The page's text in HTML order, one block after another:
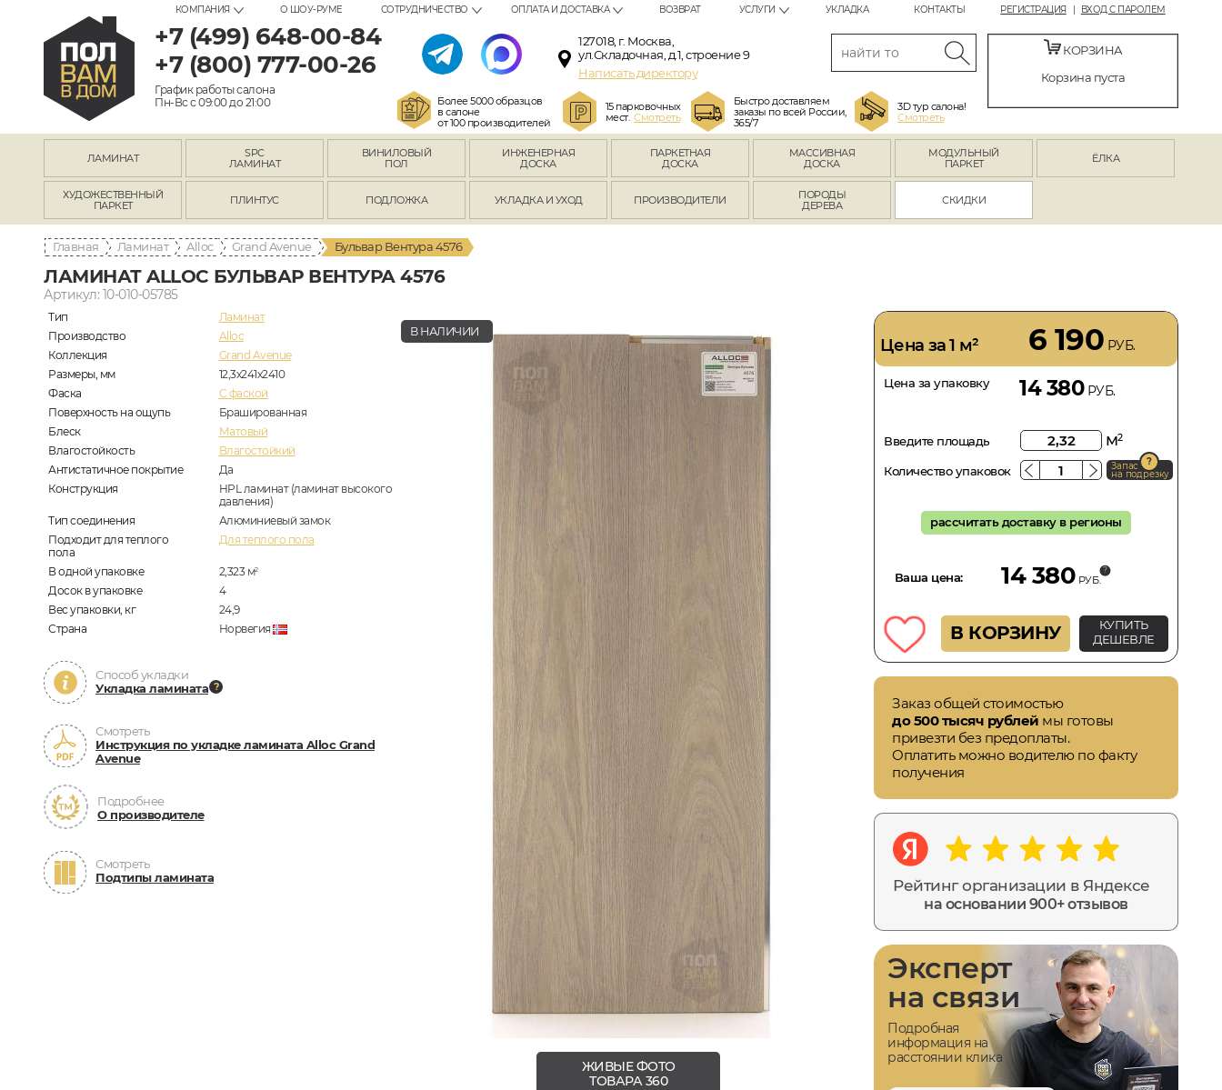
РЕГИСТРАЦИЯ ВХОД С ПАРОЛЕМ
КОМПАНИЯ О ШОУ-РУМЕ СОТРУДНИЧЕСТВО ОПЛАТА И ДОСТАВКА ВОЗВРАТ УСЛУГИ УКЛАДКА КОНТАКТЫ
+7 (499) 648-00-84
+7 (800) 777-00-26
График работы салона
Пн-Вс с 09:00 до 21:00
127018, г. Москва,
ул.Складочная, д.1, строение 9
Написать директору
Более 5000 образцов
в салоне
от 100 производителей
15 парковочных
мест.Смотреть
Быстро доставляем
заказы по всей России,
365/7
3D тур салона!
Смотреть
КОРЗИНА
Корзина пуста
ЛАМИНАТ
SPC
ЛАМИНАТ
ВИНИЛОВЫЙ
ПОЛ
ИНЖЕНЕРНАЯ
ДОСКА
ПАРКЕТНАЯ
ДОСКА
МАССИВНАЯ
ДОСКА
МОДУЛЬНЫЙ
ПАРКЕТ
ЁЛКА
ХУДОЖЕСТВЕННЫЙ
ПАРКЕТ
ПЛИНТУС ПОДЛОЖКА УКЛАДКА И УХОД ПРОИЗВОДИТЕЛИ
ПОРОДЫ
ДЕРЕВА
СКИДКИ
Главная Ламинат Alloc Grand Avenue Бульвар Вентура 4576
ЛАМИНАТ ALLOC БУЛЬВАР ВЕНТУРА 4576
Артикул: 10-010-05785
Тип
Ламинат
Производство
Alloc
Коллекция
Grand Avenue
Размеры, мм
12,3х241х2410
Фаска
C фаской
Поверхность на ощупь
Брашированная
Блеск
Матовый
Влагостойкость
Влагостойкий
Антистатичное покрытие
Да
Конструкция
HPL ламинат (ламинат высокого
давления)
Тип соединения
Алюминиевый замок
Подходит для теплого
пола
Для теплого пола
В одной упаковке 2,323 м2
Досок в упаковке
4
Вес упаковки, кг
24,9
Страна
Норвегия
Способ укладки
Укладка ламината
Смотреть
Инструкция по укладке ламината Alloc Grand
Avenue
Подробнее
О производителе
Смотреть
Подтипы ламината
В НАЛИЧИИ
ЖИВЫЕ ФОТО
ТОВАРА 360
Цена за 1 м² 6 190 РУБ.
Цена за упаковку 14 380РУБ.
Введите площадь м2
Количество упаковок Запас
на подрезку
рассчитать доставку в регионы
Ваша цена: 14 380 РУБ.
В КОРЗИНУ
КУПИТЬ
ДЕШЕВЛЕ
Заказ общей стоимостью
до 500 тысяч рублей мы готовы
привезти без предоплаты.
Оплатить можно водителю по факту
получения
Рейтинг организации в Яндексе
на основании 900+ отзывов
Эксперт
на связи
Подробная
информация на
расстоянии клика